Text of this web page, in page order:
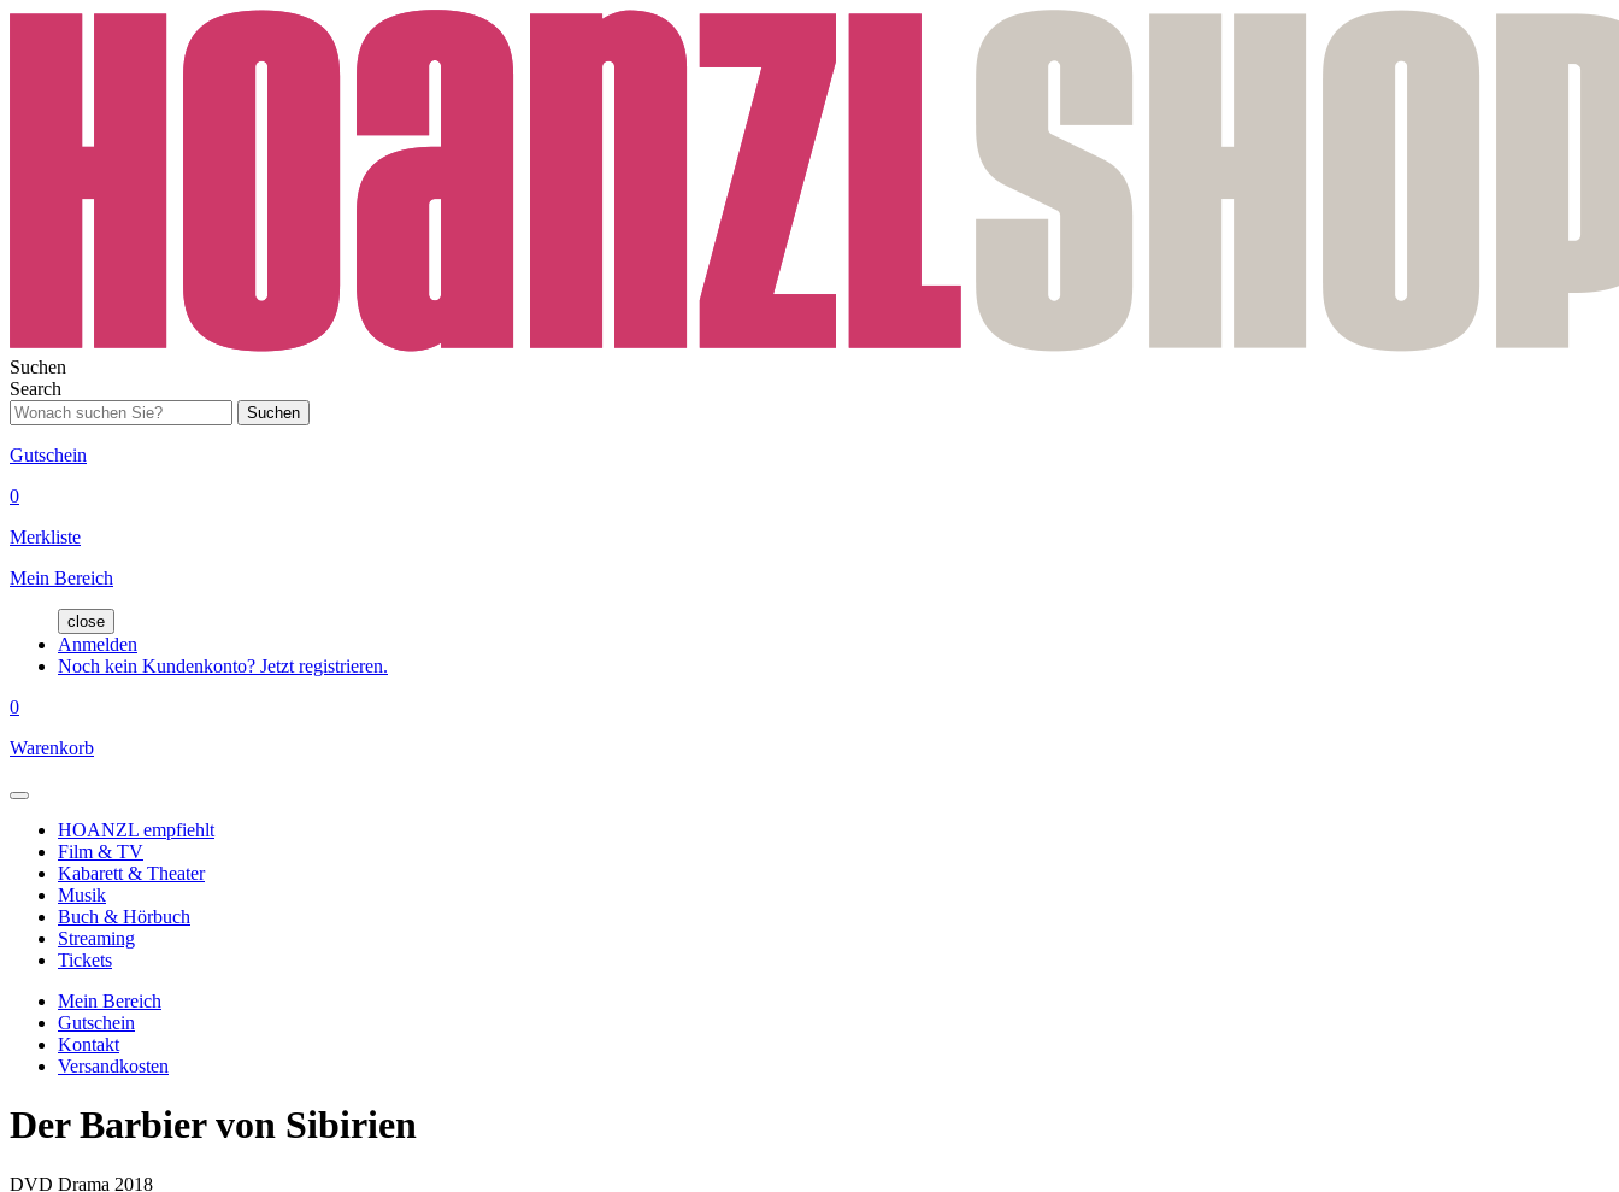
Suchen
Search
Suchen
Gutschein
0
Merkliste
Mein Bereich
close
Anmelden
Noch kein Kundenkonto? Jetzt registrieren.
0
Warenkorb
HOANZL empfiehlt
Film & TV
Kabarett & Theater
Musik
Buch & Hörbuch
Streaming
Tickets
Mein Bereich
Gutschein
Kontakt
Versandkosten
Der Barbier von Sibirien
DVD Drama 2018